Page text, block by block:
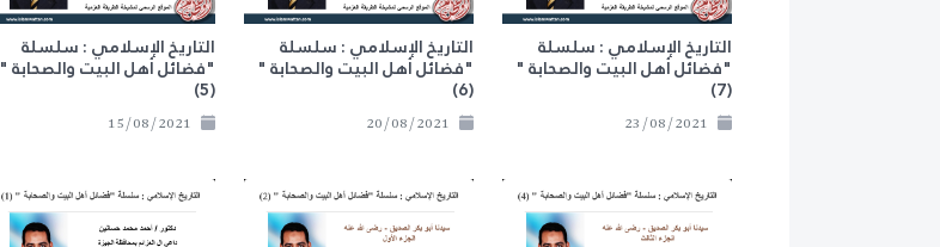
التاريخ الإسلامي : سلسلة
"فضائل أهل البيت والصحابة "
(7)
التاريخ الإسلامي : سلسلة
"فضائل أهل البيت والصحابة "
(6)
التاريخ الإسلامي : سلسلة
"فضائل أهل البيت والصحابة "
(5)